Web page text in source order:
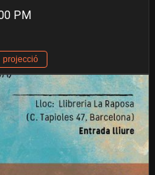
PM
projecció